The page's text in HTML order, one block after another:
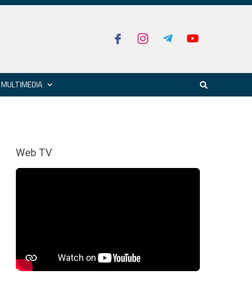
MULTIMEDIA
Web TV